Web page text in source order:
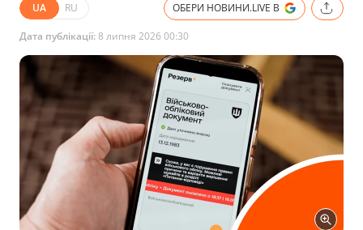
UA RU ОБЕРИ НОВИНИ.LIVE В
Дата публікації:8 липня 2026 00:30